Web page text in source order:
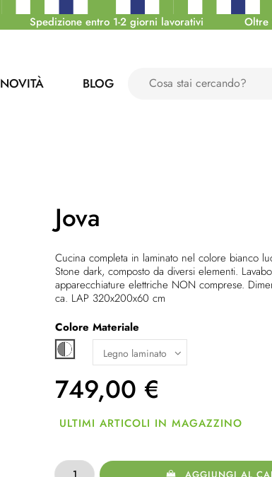
Spedizione entro 1-2 giorni lavorativi Oltre
NOVITÀ BLOG
Jova
Cucina completa in laminato nel colore bianco
Stone dark, composto da diversi elementi.
apparecchiature elettriche NON comprese.
ca. LAP 320x200x60 cm
Colore
Bianco / grigio
Materiale
749,00 €
ULTIMI ARTICOLI IN MAGAZZINO